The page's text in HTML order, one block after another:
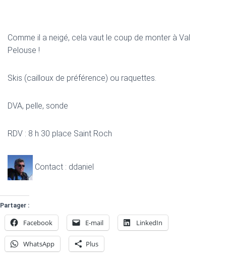
Comme il a neigé, cela vaut le coup de monter à Val
Pelouse !
Skis (cailloux de préférence) ou raquettes.
DVA, pelle, sonde
RDV : 8 h 30 place Saint Roch
Contact : ddaniel
Partager :
Facebook E-mail LinkedIn
WhatsApp Plus